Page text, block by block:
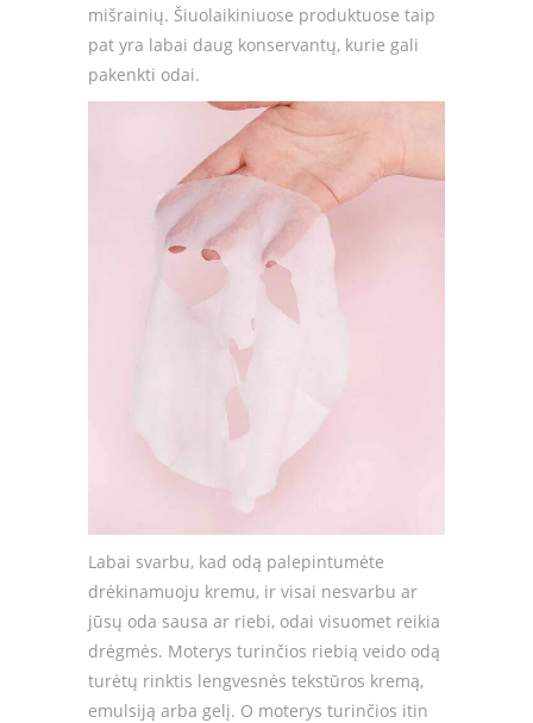
mišrainių. Šiuolaikiniuose produktuose taip
pat yra labai daug konservantų, kurie gali
pakenkti odai.
Labai svarbu, kad odą palepintumėte
drėkinamuoju kremu, ir visai nesvarbu ar
jūsų oda sausa ar riebi, odai visuomet reikia
drėgmės. Moterys turinčios riebią veido odą
turėtų rinktis lengvesnės tekstūros kremą,
emulsiją arba gelį. O moterys turinčios itin